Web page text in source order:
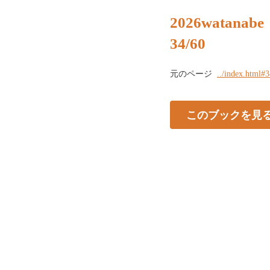
2026watanabe
34/60
元のページ ../
このブックを見